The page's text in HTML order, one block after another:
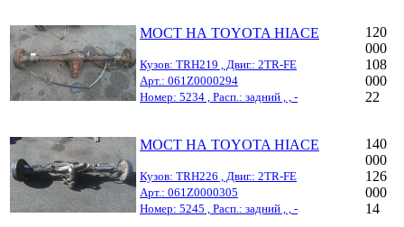
МОСТ НА TOYOTA HIACE
Кузов: TRH219 , Двиг.: 2TR-FE
Арт.: 061Z0000294
Номер: 5234 , Расп.: задний , , -
120
000
108
000
22
МОСТ НА TOYOTA HIACE
Кузов: TRH226 , Двиг.: 2TR-FE
Арт.: 061Z0000305
Номер: 5245 , Расп.: задний , , -
140
000
126
000
14